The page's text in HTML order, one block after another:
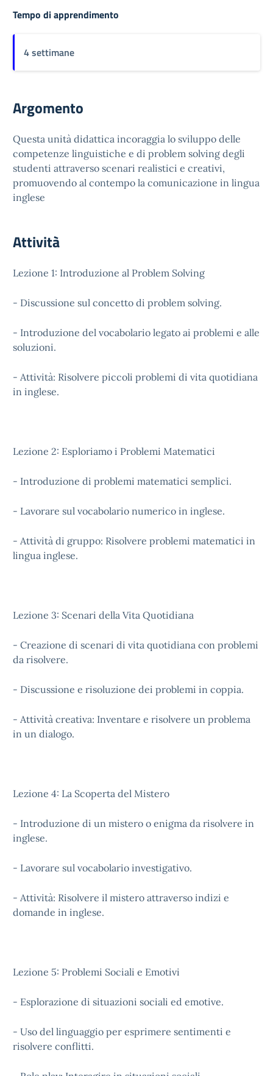
Tempo di apprendimento
4 settimane
Argomento
Questa unità didattica incoraggia lo sviluppo delle
competenze linguistiche e di problem solving degli
studenti attraverso scenari realistici e creativi,
promuovendo al contempo la comunicazione in lingua
inglese
Attività
Lezione 1: Introduzione al Problem Solving
- Discussione sul concetto di problem solving.
- Introduzione del vocabolario legato ai problemi e alle
soluzioni.
- Attività: Risolvere piccoli problemi di vita quotidiana
in inglese.
Lezione 2: Esploriamo i Problemi Matematici
- Introduzione di problemi matematici semplici.
- Lavorare sul vocabolario numerico in inglese.
- Attività di gruppo: Risolvere problemi matematici in
lingua inglese.
Lezione 3: Scenari della Vita Quotidiana
- Creazione di scenari di vita quotidiana con problemi
da risolvere.
- Discussione e risoluzione dei problemi in coppia.
- Attività creativa: Inventare e risolvere un problema
in un dialogo.
Lezione 4: La Scoperta del Mistero
- Introduzione di un mistero o enigma da risolvere in
inglese.
- Lavorare sul vocabolario investigativo.
- Attività: Risolvere il mistero attraverso indizi e
domande in inglese.
Lezione 5: Problemi Sociali e Emotivi
- Esplorazione di situazioni sociali ed emotive.
- Uso del linguaggio per esprimere sentimenti e
risolvere conflitti.